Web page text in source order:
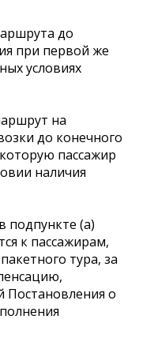
до
при первой же
условиях
на
до конечного
пассажир
наличия
подпункте (a)
к пассажирам,
тура, за
о